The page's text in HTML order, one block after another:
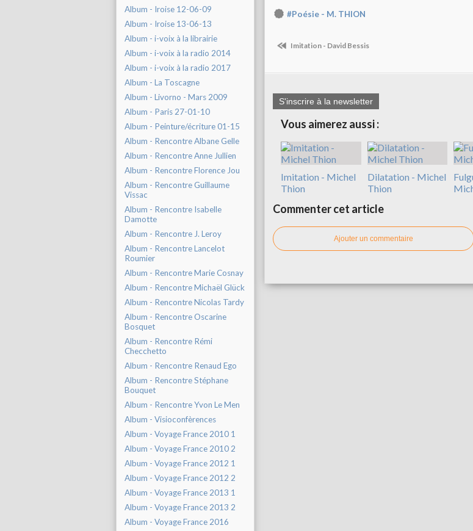
Album - Iroise 12-06-09
Album - Iroise 13-06-13
Album - i-voix à la librairie
Album - i-voix à la radio 2014
Album - i-voix à la radio 2017
Album - La Toscagne
Album - Livorno - Mars 2009
Album - Paris 27-01-10
Album - Peinture/écriture 01-15
Album - Rencontre Albane Gelle
Album - Rencontre Anne Jullien
Album - Rencontre Florence Jou
Album - Rencontre Guillaume
Vissac
Album - Rencontre Isabelle
Damotte
Album - Rencontre J. Leroy
Album - Rencontre Lancelot
Roumier
Album - Rencontre Marie Cosnay
Album - Rencontre Michaël Glück
Album - Rencontre Nicolas Tardy
Album - Rencontre Oscarine
Bosquet
Album - Rencontre Rémi
Checchetto
Album - Rencontre Renaud Ego
Album - Rencontre Stéphane
Bouquet
Album - Rencontre Yvon Le Men
Album - Visioconfèrences
Album - Voyage France 2010 1
Album - Voyage France 2010 2
Album - Voyage France 2012 1
Album - Voyage France 2012 2
Album - Voyage France 2013 1
Album - Voyage France 2013 2
Album - Voyage France 2016
#Poésie - M. THION
Imitation - David Bessis
S'inscrire à la newsletter
Vous aimerez aussi :
Imitation - Michel
Thion
Dilatation - Michel
Thion
Commenter cet article
Ajouter un commentaire